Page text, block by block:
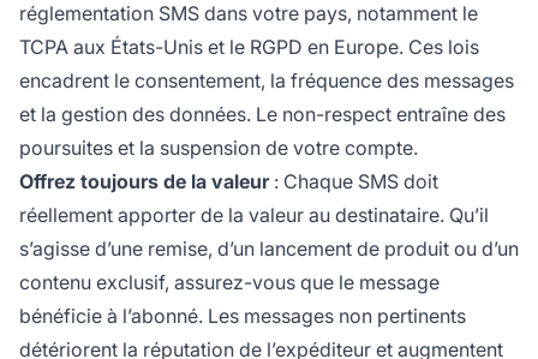
réglementation SMS dans votre pays, notamment le
TCPA aux États-Unis et le RGPD en Europe. Ces lois
encadrent le consentement, la fréquence des messages
et la gestion des données. Le non-respect entraîne des
poursuites et la suspension de votre compte.
Offrez toujours de la valeur: Chaque SMS doit
réellement apporter de la valeur au destinataire. Qu’il
s’agisse d’une remise, d’un lancement de produit ou d’un
contenu exclusif, assurez-vous que le message
bénéficie à l’abonné. Les messages non pertinents
détériorent la réputation de l’expéditeur et augmentent